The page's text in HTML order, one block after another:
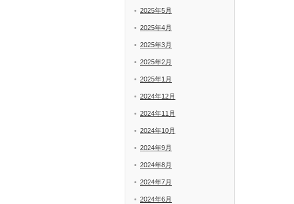
2025年5月
2025年4月
2025年3月
2025年2月
2025年1月
2024年12月
2024年11月
2024年10月
2024年9月
2024年8月
2024年7月
2024年6月